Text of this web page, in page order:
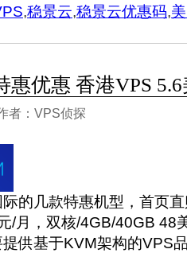
,稳景云,稳景云优惠码,
惠优惠 香港VPS
者：VPS侦探
的几款特惠机型，首页
/月，双核/4GB/40GB 48
提供基于KVM架构的VPS